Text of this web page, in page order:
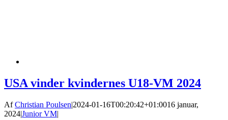
USA vinder kvindernes U18-VM 2024
AfChristian Poulsen|2024-01-16T00:20:42+01:0016 januar,
2024|Junior VM|